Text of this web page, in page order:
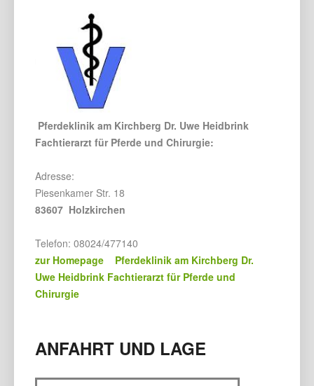
Pferdeklinik am Kirchberg Dr. Uwe Heidbrink
Fachtierarzt für Pferde und Chirurgie:
Adresse:
Piesenkamer Str. 18
83607 Holzkirchen
Telefon: 08024/477140
zur Homepage Pferdeklinik am Kirchberg Dr.
Uwe Heidbrink Fachtierarzt für Pferde und
Chirurgie
ANFAHRT UND LAGE